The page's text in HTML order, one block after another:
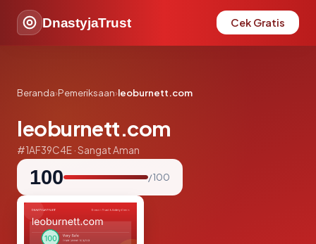
DnastyjaTrust Cek Gratis
Beranda›Pemeriksaan›leoburnett.com
leoburnett.com
#1AF39C4E · Sangat Aman
100 / 100